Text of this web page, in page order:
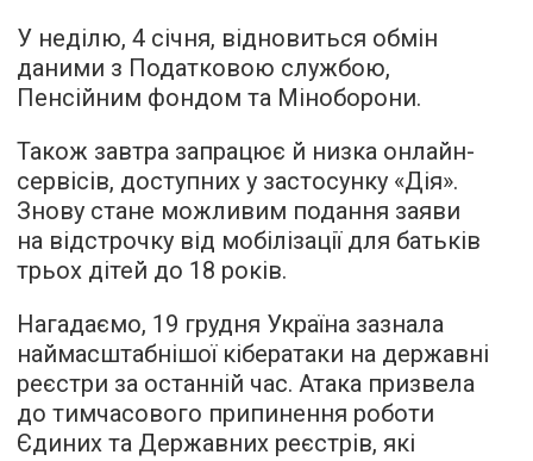
У неділю, 4 січня, відновиться обмін
даними з Податковою службою,
Пенсійним фондом та Міноборони.
Також завтра запрацює й низка онлайн-
сервісів, доступних у застосунку «Дія».
Знову стане можливим подання заяви
на відстрочку від мобілізації для батьків
трьох дітей до 18 років.
Нагадаємо, 19 грудня Україна зазнала
наймасштабнішої кібератаки на державні
реєстри за останній час. Атака призвела
до тимчасового припинення роботи
Єдиних та Державних реєстрів, які